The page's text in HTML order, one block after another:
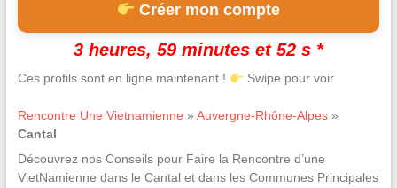
Créer mon compte
3 heures, 59 minutes et 51 s *
Ces profils sont en ligne maintenant ! Swipe pour voir
Rencontre Une Vietnamienne » Auvergne-Rhône-Alpes»
Cantal
Découvrez nos Conseils pour Faire la Rencontre d’une
VietNamienne dans le Cantal et dans les Communes Principales